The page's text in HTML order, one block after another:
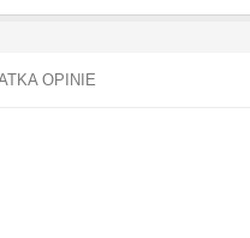
OPINIE